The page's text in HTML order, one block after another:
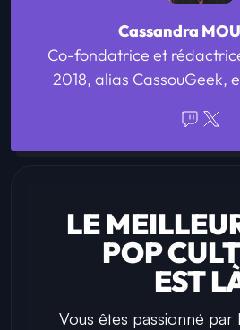
Cassandra
Co-fondatrice et
2018, alias CassouGeek,
LE
POP
EST
Vous êtes passionné par